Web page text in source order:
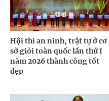
Hội thi an ninh, trật tự ở cơ
sở giỏi toàn quốc lần thứ I
năm 2026 thành công tốt
đẹp